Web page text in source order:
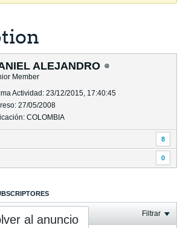
ALEJANDRO
Member
Actividad: 23/12/2015, 17:40:45
27/05/2008
COLOMBIA
8
0
al anuncio Filtrar